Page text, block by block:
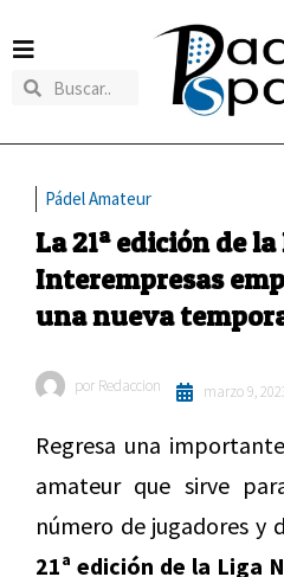
Pádel Amateur
La 21ª edición de
Interempresas
una nueva
por Redaccion marzo 9,
Regresa una
amateur que sirve
número de jugadores y
21ª edición de la Liga